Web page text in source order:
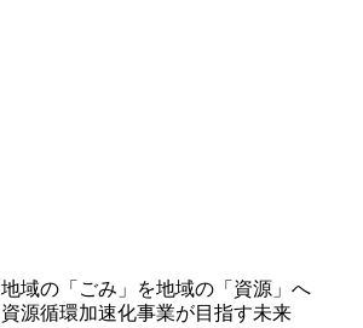
地域の「ごみ」を地域の「資源」へ
資源循環加速化事業が目指す未来